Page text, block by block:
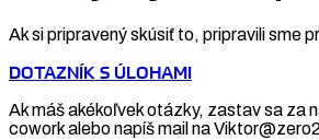
Ak si pripravený skúsiť to, pripravili sme
DOTAZNÍK S ÚLOHAMI
Ak máš akékoľvek otázky, zastav sa za
cowork alebo napíš mail na